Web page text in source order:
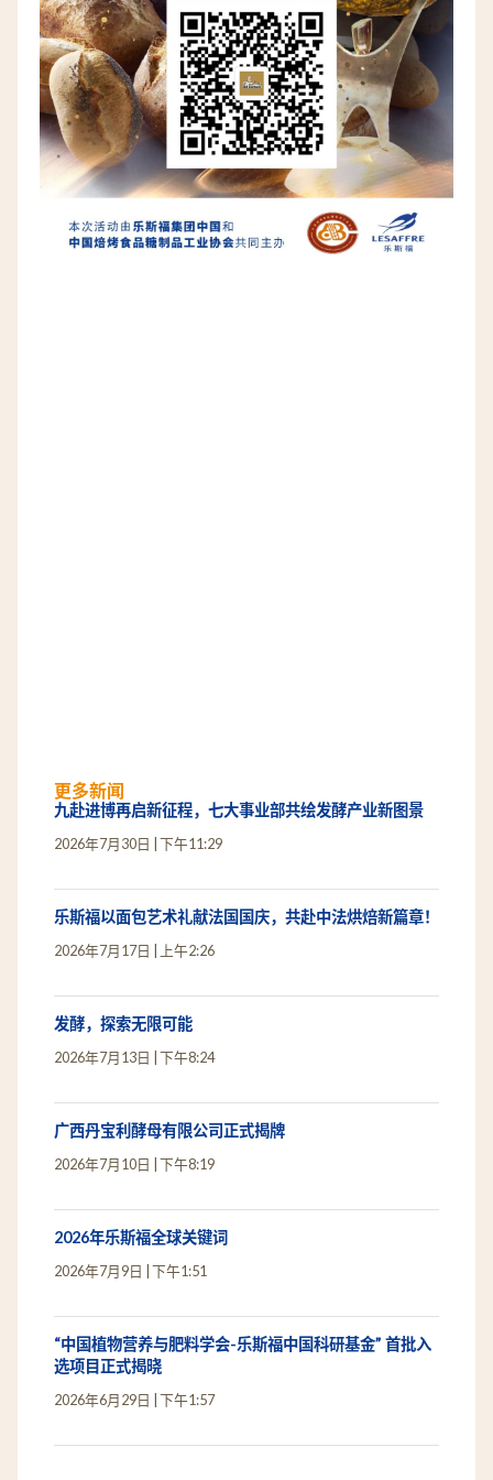
更多新闻
九赴进博再启新征程，七大事业部共绘发酵产业新图景
2026年7月30日 下午11:29
乐斯福以面包艺术礼献法国国庆，共赴中法烘焙新篇章！
2026年7月17日 上午2:26
发酵，探索无限可能
2026年7月13日 下午8:24
广西丹宝利酵母有限公司正式揭牌
2026年7月10日 下午8:19
2026年乐斯福全球关键词
2026年7月9日 下午1:51
“中国植物营养与肥料学会-乐斯福中国科研基金” 首批入
选项目正式揭晓
2026年6月29日 下午1:57